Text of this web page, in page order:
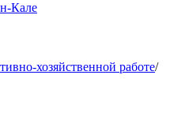
Кале
хозяйственной работе/